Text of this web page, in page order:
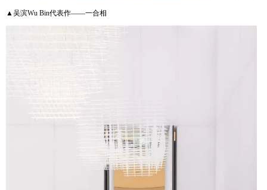
▲吴滨Wu Bin代表作——一合相